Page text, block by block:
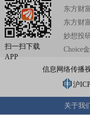
扫一扫下载
APP
东方财
东方财
妙想投
Choice
信息网络传播
沪
关于我